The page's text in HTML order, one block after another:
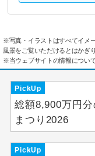
※写真・イラストはすべてイメ
風景をご覧いただけるとはかぎ
※当ウェブサイトの情報につい
PickUp
総額8,900万円
まつり2026
PickUp